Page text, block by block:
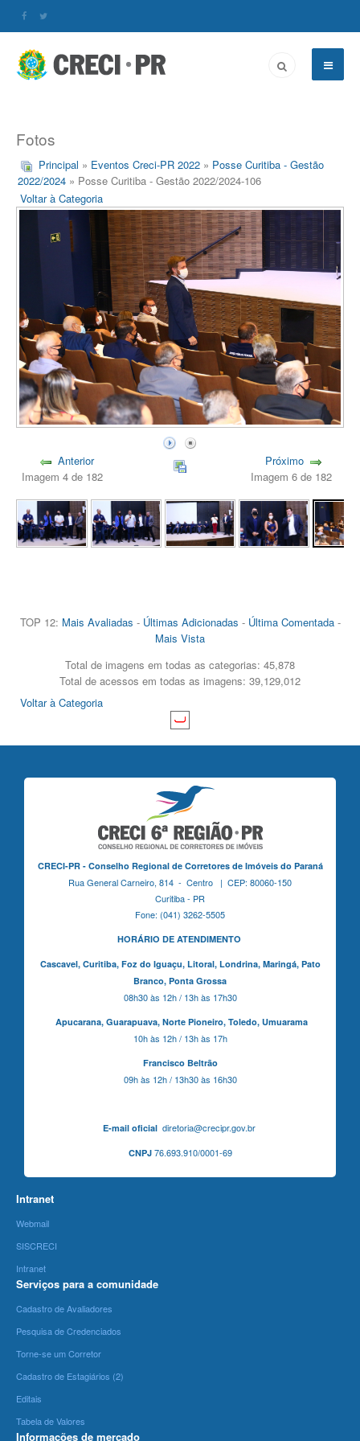
Fotos
Principal » Eventos Creci-PR 2022 » Posse Curitiba - Gestão
2022/2024 » Posse Curitiba - Gestão 2022/2024-106
Voltar à Categoria
Anterior
Imagem 4 de 182
Próximo
Imagem 6 de 182
TOP 12: Mais Avaliadas - Últimas Adicionadas - Última Comentada-
Mais Vista
Total de imagens em todas as categorias: 45,878
Total de acessos em todas as imagens: 39,129,012
Voltar à Categoria
CRECI-PR - Conselho Regional de Corretores de Imóveis do Paraná
Rua General Carneiro, 814 - Centro | CEP: 80060-150
Curitiba - PR
Fone: (041) 3262-5505
HORÁRIO DE ATENDIMENTO
Cascavel, Curitiba,Foz do Iguaçu, Litoral, Londrina, Maringá, Pato
Branco, Ponta Grossa
08h30 às 12h / 13h às 17h30
Apucarana, Guarapuava, Norte Pioneiro, Toledo, Umuarama
10h às 12h / 13h às 17h
Francisco Beltrão
09h às 12h / 13h30 às 16h30
E-mail oficialdiretoria@crecipr.gov.br
CNPJ76.693.910/0001-69
Intranet
Webmail
SISCRECI
Intranet
Serviços para a comunidade
Cadastro de Avaliadores
Pesquisa de Credenciados
Torne-se um Corretor
Cadastro de Estagiários (2)
Editais
Tabela de Valores
Informações de mercado